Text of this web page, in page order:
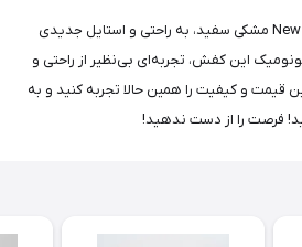
با کتانی مردانه New Balance 9060 مشکی سفید، به راحتی و استایل جدیدی
این کفش، تجربه‌ای بی‌نظیر از راحتی و
قیمت و کیفیت را همین حالا تجربه کنید و به
فرصت را از دست ندهید!